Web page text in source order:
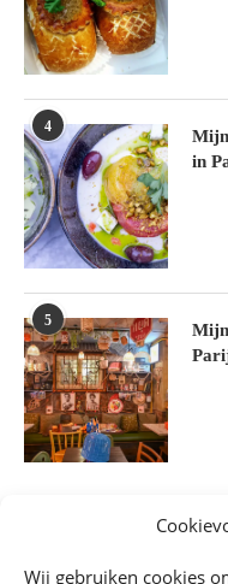
Wij gebruiken cookies
4
in
5